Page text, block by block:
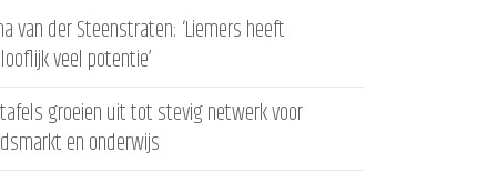
van der Steenstraten: ‘Liemers heeft
veel potentie’
groeien uit tot stevig netwerk voor
en onderwijs